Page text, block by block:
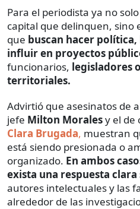
Para el periodista ya no
capital que delinquen, sino
que buscan hacer
influir en proyectos
funcionarios, legisladores
territoriales.
Advirtió que asesinatos de
jefe Milton Moralesy el de
Clara Brugada, muestran
está siendo presionada o
organizado. En ambos
exista una respuesta
autores intelectuales y las
alrededor de las